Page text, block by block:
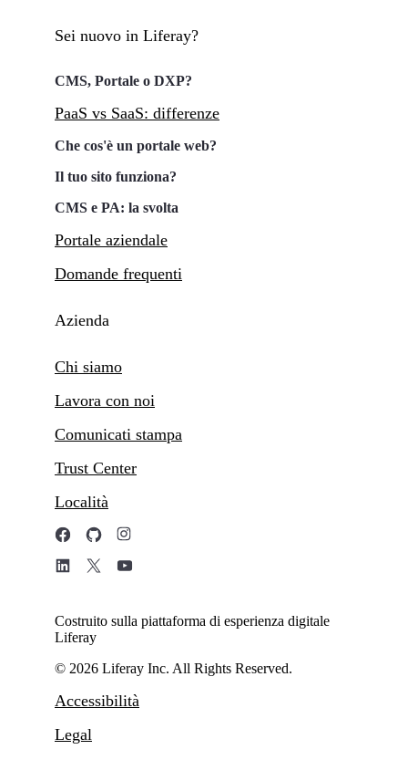
Sei nuovo in Liferay?
CMS, Portale o DXP?
PaaS vs SaaS: differenze
Che cos'è un portale web?
Il tuo sito funziona?
CMS e PA: la svolta
Portale aziendale
Domande frequenti
Azienda
Chi siamo
Lavora con noi
Comunicati stampa
Trust Center
Località
Costruito sulla piattaforma di esperienza digitale
Liferay
© 2026 Liferay Inc. All Rights Reserved.
Accessibilità
Legal